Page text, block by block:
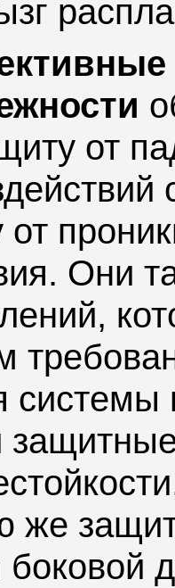
от
Они
же
боковой